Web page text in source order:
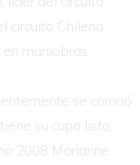
circuito Chileno
maniobras
se coronó
su cupo listo,
2008 Marianne